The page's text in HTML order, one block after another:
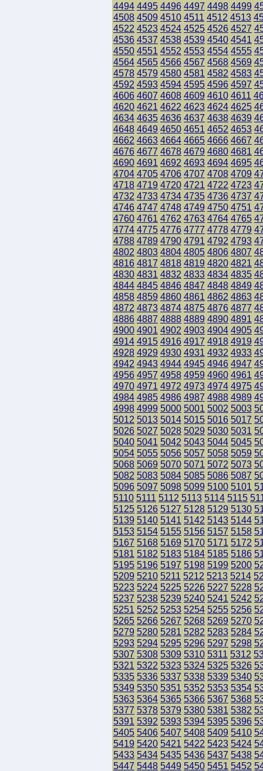
4494 4495 4496 4497 4498 4499
4508 4509 4510 4511 4512 4513
4522 4523 4524 4525 4526 4527
4536 4537 4538 4539 4540 4541
4550 4551 4552 4553 4554 4555
4564 4565 4566 4567 4568 4569
4578 4579 4580 4581 4582 4583
4592 4593 4594 4595 4596 4597
4606 4607 4608 4609 4610 4611
4620 4621 4622 4623 4624 4625
4634 4635 4636 4637 4638 4639
4648 4649 4650 4651 4652 4653
4662 4663 4664 4665 4666 4667
4676 4677 4678 4679 4680 4681
4690 4691 4692 4693 4694 4695
4704 4705 4706 4707 4708 4709
4718 4719 4720 4721 4722 4723
4732 4733 4734 4735 4736 4737
4746 4747 4748 4749 4750 4751
4760 4761 4762 4763 4764 4765
4774 4775 4776 4777 4778 4779
4788 4789 4790 4791 4792 4793
4802 4803 4804 4805 4806 4807
4816 4817 4818 4819 4820 4821
4830 4831 4832 4833 4834 4835
4844 4845 4846 4847 4848 4849
4858 4859 4860 4861 4862 4863
4872 4873 4874 4875 4876 4877
4886 4887 4888 4889 4890 4891
4900 4901 4902 4903 4904 4905
4914 4915 4916 4917 4918 4919
4928 4929 4930 4931 4932 4933
4942 4943 4944 4945 4946 4947
4956 4957 4958 4959 4960 4961
4970 4971 4972 4973 4974 4975
4984 4985 4986 4987 4988 4989
4998 4999 5000 5001 5002 5003
5012 5013 5014 5015 5016 5017
5026 5027 5028 5029 5030 5031
5040 5041 5042 5043 5044 5045
5054 5055 5056 5057 5058 5059
5068 5069 5070 5071 5072 5073
5082 5083 5084 5085 5086 5087
5096 5097 5098 5099 5100 5101
5110 5111 5112 5113 5114 5115
5125 5126 5127 5128 5129 5130
5139 5140 5141 5142 5143 5144
5153 5154 5155 5156 5157 5158
5167 5168 5169 5170 5171 5172
5181 5182 5183 5184 5185 5186
5195 5196 5197 5198 5199 5200
5209 5210 5211 5212 5213 5214
5223 5224 5225 5226 5227 5228
5237 5238 5239 5240 5241 5242
5251 5252 5253 5254 5255 5256
5265 5266 5267 5268 5269 5270
5279 5280 5281 5282 5283 5284
5293 5294 5295 5296 5297 5298
5307 5308 5309 5310 5311 5312
5321 5322 5323 5324 5325 5326
5335 5336 5337 5338 5339 5340
5349 5350 5351 5352 5353 5354
5363 5364 5365 5366 5367 5368
5377 5378 5379 5380 5381 5382
5391 5392 5393 5394 5395 5396
5405 5406 5407 5408 5409 5410
5419 5420 5421 5422 5423 5424
5433 5434 5435 5436 5437 5438
5447 5448 5449 5450 5451 5452